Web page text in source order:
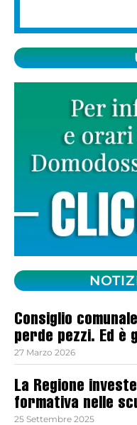
Consiglio
perde pezzi. Ed è
27 Marzo 2026
La Regione
formativa nelle
25 Settembre 2025